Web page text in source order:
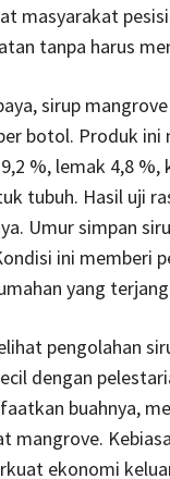
masyarakat
tanpa harus
sirup
botol. Produk
%, lemak 4,8
tubuh. Hasil uji
Umur simpan
ini memberi
yang
pengolahan
dengan
buahnya,
mangrove.
ekonomi